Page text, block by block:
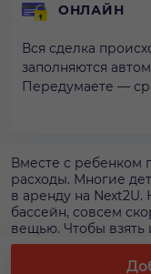
ОНЛАЙН
Вся сделка
заполняются
Передумаете —
Вместе с ребенком
расходы. Многие
в аренду на
бассейн, совсем
вещью. Чтобы взять
заплатить 200 р.
бассейна и